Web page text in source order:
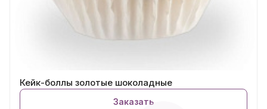
Кейк-боллы золотые шоколадные
Заказать